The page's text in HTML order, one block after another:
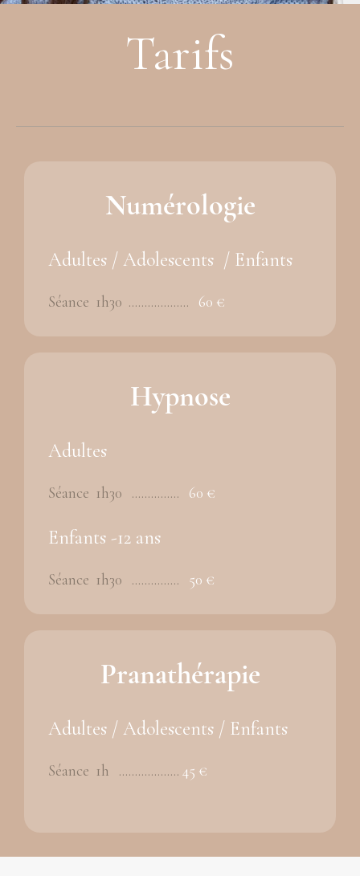
Tarifs
Numérologie
Adultes / Adolescents / Enfants
Séance 1h30 ................... 60 €
Hypnose
Adultes
Séance 1h30 ............... 60 €
Enfants -12 ans
Séance 1h30 ............... 50 €
Pranathérapie
Adultes / Adolescents / Enfants
Séance 1h ................... 45 €